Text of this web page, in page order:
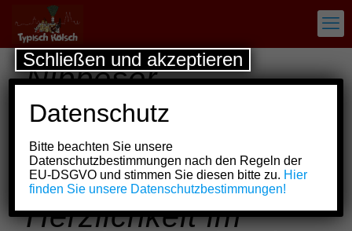
Nippeser
Bürgerwehr:
Corpsappell 2026 –
Tradition, Haltung
und kölsche
Herzlichkeit im
Datenschutz
Bitte beachten Sie unsere
Datenschutzbestimmungen nach den Regeln der
EU-DSGVO und stimmen Sie diesen bitte zu. Hier
finden Sie unsere Datenschutzbestimmungen!
Schließen und akzeptieren